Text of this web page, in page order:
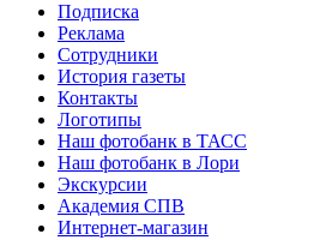
Подписка
Реклама
Сотрудники
История газеты
Контакты
Логотипы
Наш фотобанк в ТАСС
Наш фотобанк в Лори
Экскурсии
Академия СПВ
Интернет-магазин